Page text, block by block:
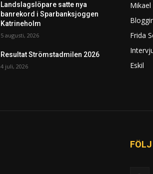
Landslagslöpare satte nya
banrekord i Sparbanksjoggen
Katrineholm
5 augusti, 2026
Resultat Strömstadmilen 2026
4 juli, 2026
Frida
Eskil